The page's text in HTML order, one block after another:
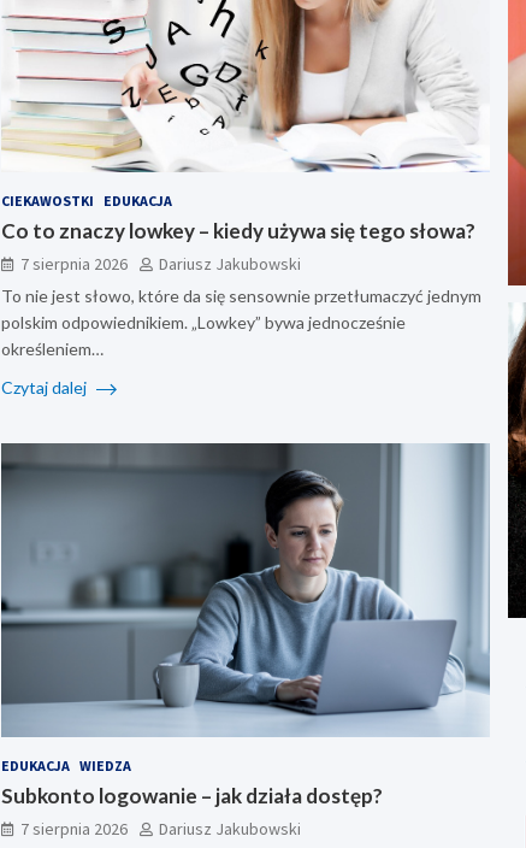
CIEKAWOSTKI EDUKACJA
Co to znaczy lowkey – kiedy używa się tego słowa?
7 sierpnia 2026 Dariusz Jakubowski
To nie jest słowo, które da się sensownie przetłumaczyć jednym
polskim odpowiednikiem. „Lowkey” bywa jednocześnie
określeniem…
Czytaj dalej
EDUKACJA WIEDZA
Subkonto logowanie – jak działa dostęp?
7 sierpnia 2026 Dariusz Jakubowski